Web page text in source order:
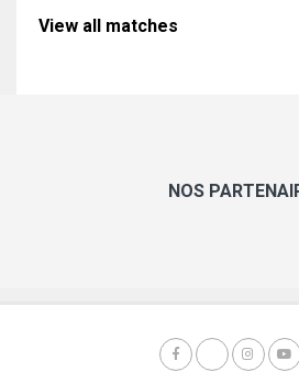
View all matches
NOS